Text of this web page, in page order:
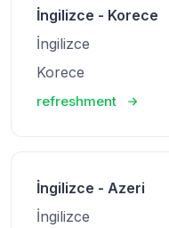
İngilizce - Korece
İngilizce
Korece
refreshment
İngilizce - Azeri
İngilizce